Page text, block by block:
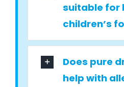
suitable for
children’s
Does pure
help with